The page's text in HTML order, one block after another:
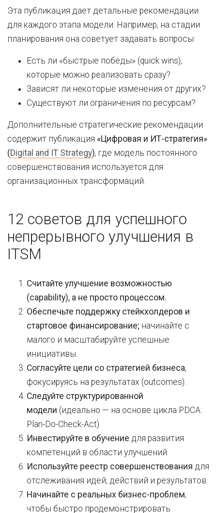
Эта публикация дает детальные рекомендации
для каждого этапа модели. Например, на стадии
планирования она советует задавать вопросы:
Есть ли «быстрые победы» (quick wins),
которые можно реализовать сразу?
Зависят ли некоторые изменения от других?
Существуют ли ограничения по ресурсам?
Дополнительные стратегические рекомендации
содержит публикация «Цифровая и ИТ-стратегия»
(Digital and IT Strategy), где модель постоянного
совершенствования используется для
организационных трансформаций.
12 советов для успешного
непрерывного улучшения в
ITSM
Считайте улучшение возможностью
(capability), а не просто процессом.
Обеспечьте поддержку стейкхолдеров и
стартовое финансирование; начинайте с
малого и масштабируйте успешные
инициативы.
Согласуйте цели со стратегией бизнеса,
фокусируясь на результатах (outcomes).
Следуйте структурированной
модели (идеально — на основе цикла PDCA:
Plan-Do-Check-Act).
Инвестируйте в обучение для развития
компетенций в области улучшений.
Используйте реестр совершенствования для
отслеживания идей, действий и результатов.
Начинайте с реальных бизнес-проблем,
чтобы быстро продемонстрировать